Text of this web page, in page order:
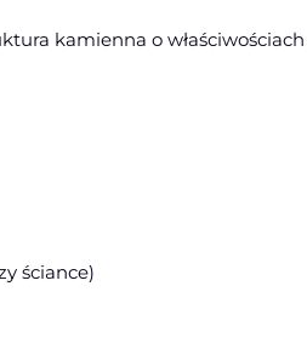
kamienna o
ściance)